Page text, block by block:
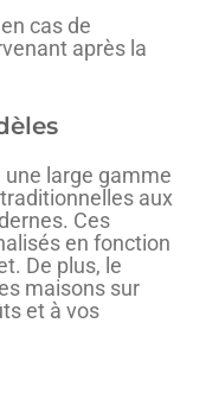
cas de
après la
large gamme
aux
Ces
en fonction
De plus, le
maisons sur
et à vos